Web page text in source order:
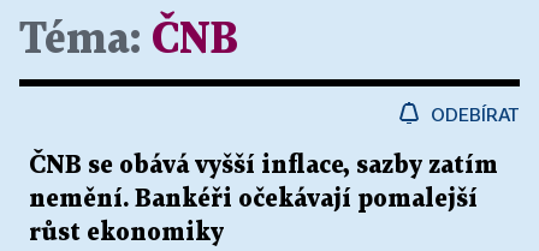
Téma: ČNB
ODEBÍRAT
ČNB se obává vyšší inflace, sazby zatím
nemění. Bankéři očekávají pomalejší
růst ekonomiky